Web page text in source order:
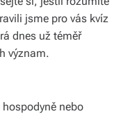
jsme pro vás kvíz
dnes už téměř
význam.
nebo